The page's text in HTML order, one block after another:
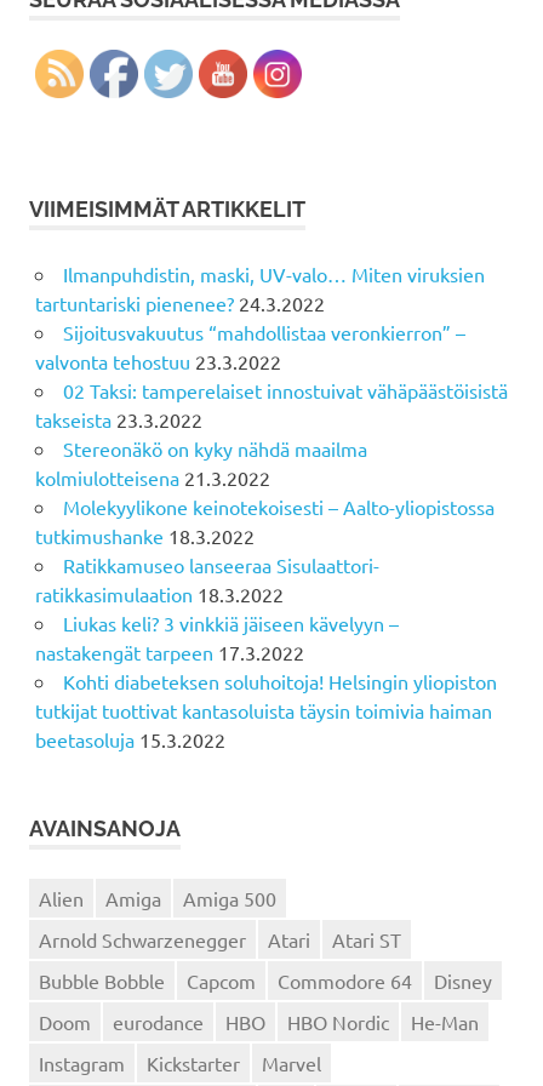
VIIMEISIMMÄT ARTIKKELIT
Ilmanpuhdistin, maski, UV-valo… Miten viruksien
tartuntariski pienenee? 24.3.2022
Sijoitusvakuutus “mahdollistaa veronkierron” –
valvonta tehostuu 23.3.2022
02 Taksi: tamperelaiset innostuivat vähäpäästöisistä
takseista 23.3.2022
Stereonäkö on kyky nähdä maailma
kolmiulotteisena 21.3.2022
Molekyylikone keinotekoisesti – Aalto-yliopistossa
tutkimushanke 18.3.2022
Ratikkamuseo lanseeraa Sisulaattori-
ratikkasimulaation 18.3.2022
Liukas keli? 3 vinkkiä jäiseen kävelyyn –
nastakengät tarpeen 17.3.2022
Kohti diabeteksen soluhoitoja! Helsingin yliopiston
tutkijat tuottivat kantasoluista täysin toimivia haiman
beetasoluja 15.3.2022
AVAINSANOJA
Alien Amiga
Amiga 500
Arnold Schwarzenegger
Atari
Atari ST
Bubble Bobble
Capcom Commodore 64
Disney
Doom
eurodance HBO HBO Nordic
He-Man
Instagram
Kickstarter Marvel